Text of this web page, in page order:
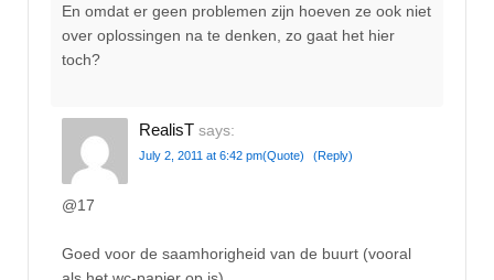
En omdat er geen problemen zijn hoeven ze ook niet
over oplossingen na te denken, zo gaat het hier
toch?
RealisT says:
July 2, 2011 at 6:42 pm(Quote) (Reply)
@17
Goed voor de saamhorigheid van de buurt (vooral